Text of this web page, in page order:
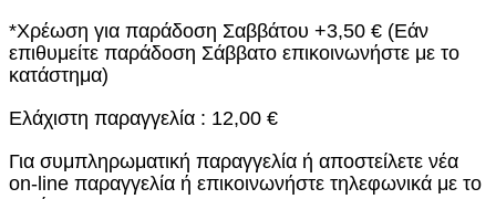
*Χρέωση για παράδοση Σαββάτου +3,50 € (Εάν
επιθυμείτε παράδοση Σάββατο επικοινωνήστε με το
κατάστημα)
Ελάχιστη παραγγελία : 12,00 €
Για συμπληρωματική παραγγελία ή αποστείλετε νέα
on-line παραγγελία ή επικοινωνήστε τηλεφωνικά με το